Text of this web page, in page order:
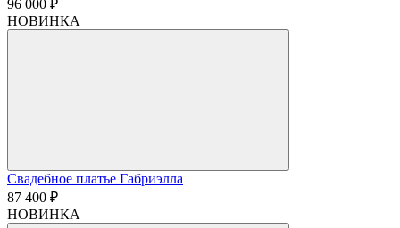
96 000 ₽
НОВИНКА
Свадебное платье Габриэлла
87 400 ₽
НОВИНКА